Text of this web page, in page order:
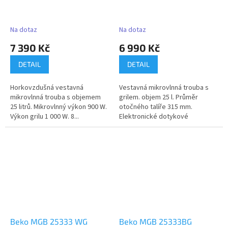
Na dotaz
7 390 Kč
DETAIL
Horkovzdušná vestavná
mikrovlnná trouba s objemem
25 litrů. Mikrovlnný výkon 900 W.
Výkon grilu 1 000 W. 8...
Na dotaz
6 990 Kč
DETAIL
Vestavná mikrovlnná trouba s
grilem. objem 25 l. Průměr
otočného talíře 315 mm.
Elektronické dotykové
ovládání....
Beko MGB 25333 WG Beko MGB 25333BG